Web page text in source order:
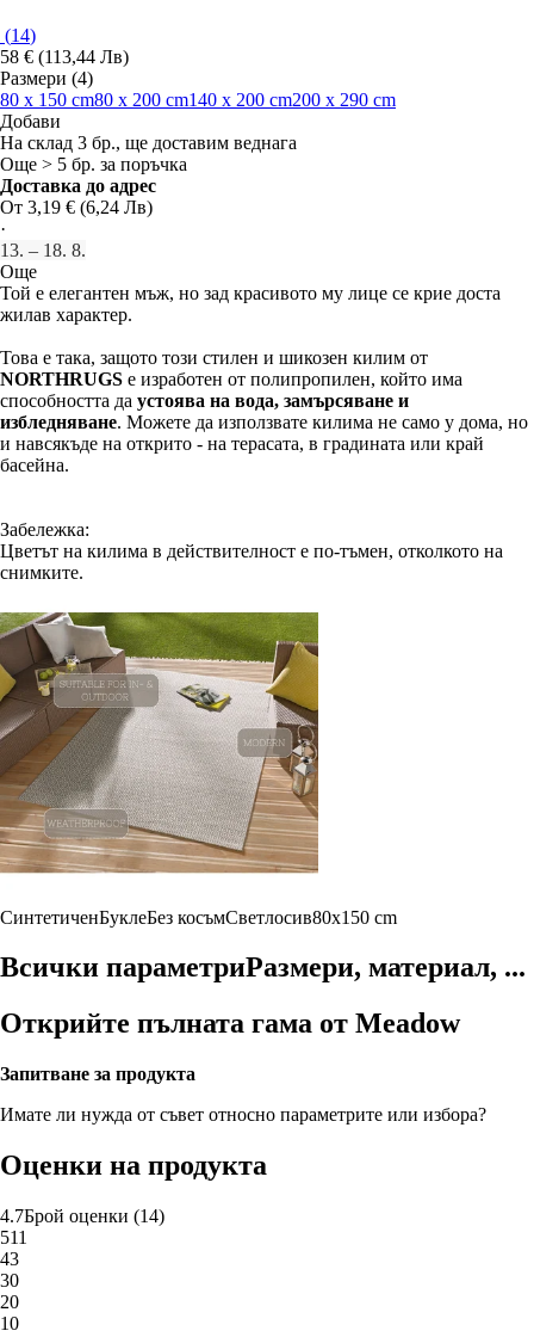
(14)
58 € (113,44 Лв)
Размери (4)
80 x 150 cm80 x 200 cm140 x 200 cm200 x 290 cm
Добави
На склад 3 бр., ще доставим веднага
Още > 5 бр. за поръчка
Доставка до адрес
От 3,19 € (6,24 Лв)
·
13. – 18. 8.
Още
Той е елегантен мъж, но зад красивото му лице се крие доста
жилав характер.
Това е така, защото този стилен и шикозен килим от
NORTHRUGS е изработен от полипропилен, който има
способността да устоява на вода, замърсяване и
избледняване. Можете да използвате килима не само у дома, но
и навсякъде на открито - на терасата, в градината или край
басейна.
Забележка:
Цветът на килима в действителност е по-тъмен, отколкото на
снимките.
СинтетиченБуклеБез косъмСветлосив80x150 cm
Всички параметриРазмери, материал, ...
Открийте пълната гама от Meadow
Запитване за продукта
Имате ли нужда от съвет относно параметрите или избора?
Оценки на продукта
4.7Брой оценки (14)
511
43
30
20
10